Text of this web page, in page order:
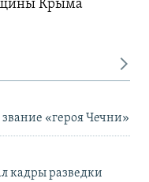
Крыма
«героя Чечни»
кадры разведки